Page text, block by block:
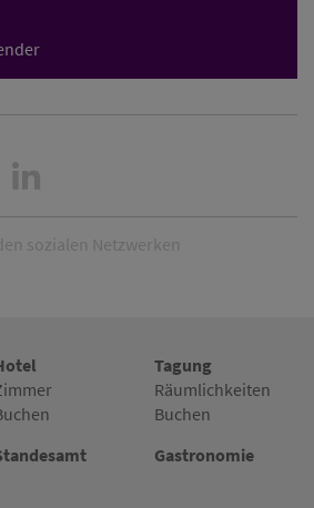
sozialen Netzwerken
Tagung
Räumlichkeiten
Buchen
Gastronomie